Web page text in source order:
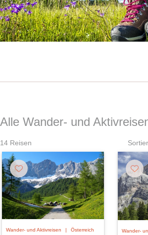
Alle Wander- und
14 Reisen
Wander- und Aktivreisen Österreich Wander-